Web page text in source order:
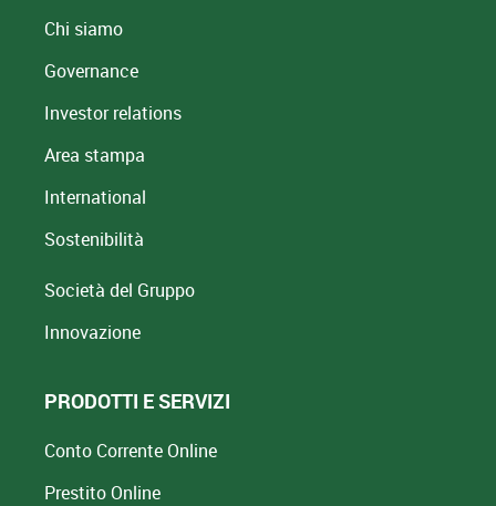
Chi siamo
Governance
Investor relations
Area stampa
International
Sostenibilità
Società del Gruppo
Innovazione
PRODOTTI E SERVIZI
Conto Corrente Online
Prestito Online